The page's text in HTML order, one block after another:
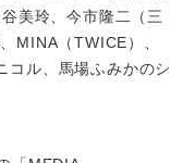
美玲、今市隆二（三
MINA（TWICE）、
コル、馬場ふみかのシ